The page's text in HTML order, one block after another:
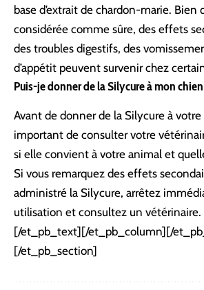
base d’extrait de chardon-marie. Bien
considérée comme sûre, des effets
des troubles digestifs, des
d’appétit peuvent survenir chez
Puis-je donner de la Silycure à mon
Avant de donner de la Silycure à
important de consulter votre
si elle convient à votre animal et
Si vous remarquez des effets
administré la Silycure, arrêtez
utilisation et consultez un vétérinaire.
[/et_pb_text][/et_pb_column][/
[/et_pb_section]